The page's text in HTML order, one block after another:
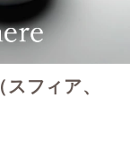
フィア、